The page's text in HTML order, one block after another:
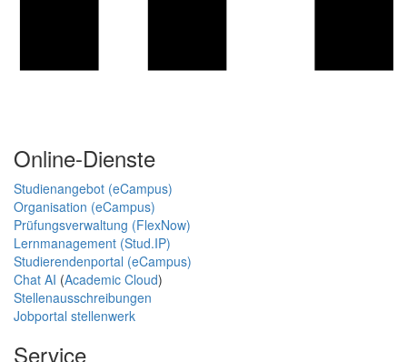
Online-Dienste
Studienangebot (eCampus)
Organisation (eCampus)
Prüfungsverwaltung (FlexNow)
Lernmanagement (Stud.IP)
Studierendenportal (eCampus)
Chat AI (Academic Cloud)
Stellenausschreibungen
Jobportal stellenwerk
Service